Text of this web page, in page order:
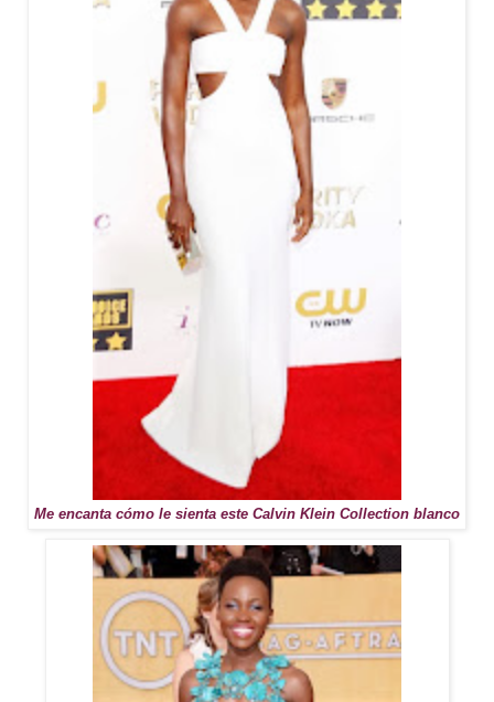
Me encanta cómo le sienta este Calvin Klein Collection blanco